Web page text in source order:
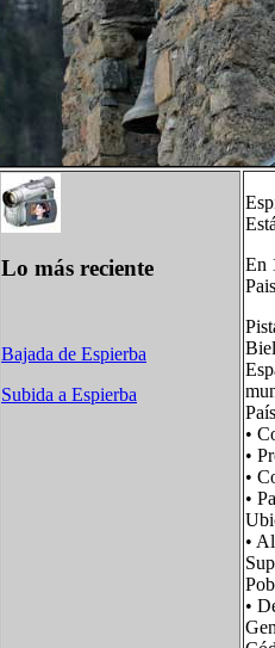
Lo más reciente
Bajada de Espierba
Subida a Espierba
En
•
•
•
•
•
•